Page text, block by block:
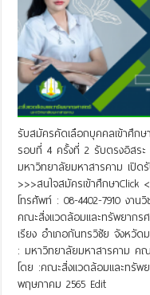
รับสมัครคัดเลือกบุคคลเข้าศึก
รอบที่ 4 ครั้งที่ 2 รับตรงอิสร
มหาวิทยาลัยมหาสารคาม เปิด
>>>สนใจสมัครเข้าศึกษา
โทรศัพท์ : 08-4402-7910 งา
คณะสิ่งแวดล้อมและทรัพยากร
เรียง อำเภอกันทรวิชัย จังหวัด
: มหาวิทยาลัยมหาสารคาม ค
โดย :คณะสิ่งแวดล้อมและทรั
พฤษภาคม 2565 Edit